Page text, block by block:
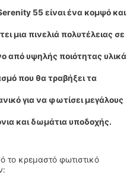
55 είναι ένα κομψό και
μια πινελιά πολυτέλειας σε
από υψηλής ποιότητας υλικά
που θα τραβήξει τα
για να φωτίσει μεγάλους
και δωμάτια υποδοχής.
το κρεμαστό φωτιστικό